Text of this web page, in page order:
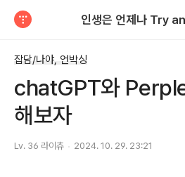
인생은 언제나 Try
잡담/나야, 언박싱
chatGPT와
해보자
Lv. 36 라이츄 2024. 10. 29. 23:21